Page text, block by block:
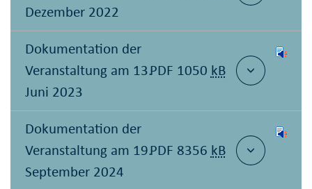
Dezember 2022
Dokumentation der
Veranstaltung am 13.
Juni 2023
PDF 1050 kB
Dokumentation der
Veranstaltung am 19.
September 2024
PDF 8356 kB